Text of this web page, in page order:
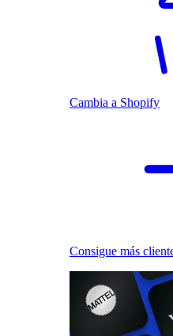
Cambia a Shopify
Consigue más